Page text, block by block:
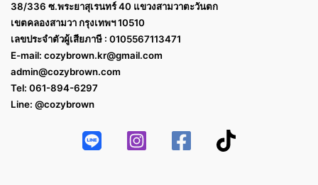
38/336 ซ.พระยาสุเรนทร์ 40 แขวงสามวาตะวันตก
เขตคลองสามวา กรุงเทพฯ 10510
เลขประจำตัวผู้เสียภาษี : 0105567113471
E-mail: cozybrown.kr@gmail.com
admin@cozybrown.com
Tel: 061-894-6297
Line: @cozybrown